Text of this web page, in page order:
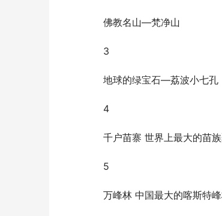
佛教名山—梵净山
3
地球的绿宝石—荔波小七孔
4
千户苗寨 世界上最大的苗
5
万峰林 中国最大的喀斯特